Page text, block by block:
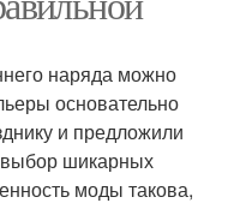
наряда можно
основательно
и предложили
шикарных
моды такова,